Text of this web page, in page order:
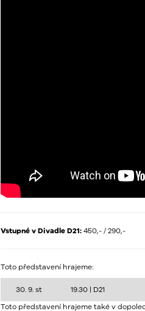
Vstupné v Divadle D21: 450,- / 290,-
Toto představení hrajeme:
30. 9. st 19.30 | D21
Toto představení hrajeme také v